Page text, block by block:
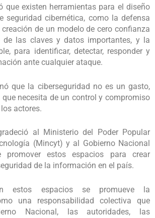
que existen herramientas para el diseño
seguridad cibernética, como la defensa
de un modelo de cero confianza
de las claves y datos importantes, y la
para identificar, detectar, responder y
ante cualquier ataque.
que la ciberseguridad no es un gasto,
necesita de un control y compromiso
actores.
al Ministerio del Poder Popular
(Mincyt) y al Gobierno Nacional
promover estos espacios para crear
de la información en el país.
estos espacios se promueve la
una responsabilidad colectiva que
Nacional, las autoridades, las